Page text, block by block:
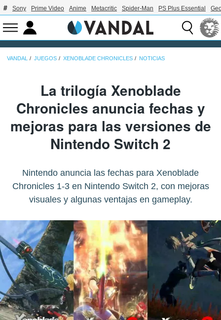
Sony Prime Video Anime Metacritic Spider-Man PS Plus Essential
VANDAL JUEGOS XENOBLADE CHRONICLES NOTICIAS
La trilogía Xenoblade
Chronicles anuncia fechas y
mejoras para las versiones de
Nintendo Switch 2
Nintendo anuncia las fechas para Xenoblade
Chronicles 1-3 en Nintendo Switch 2, con mejoras
visuales y algunas ventajas en gameplay.